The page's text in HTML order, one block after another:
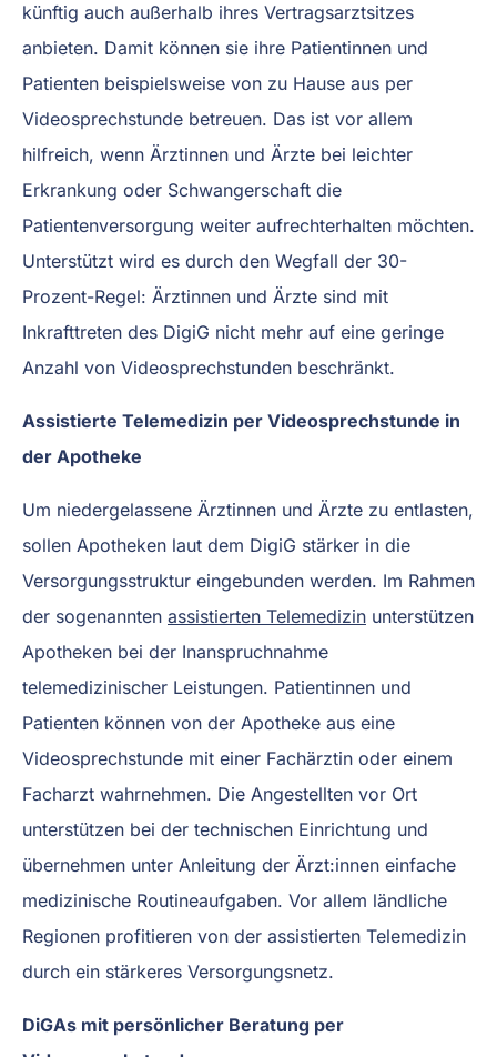
künftig auch außerhalb ihres Vertragsarztsitzes
anbieten. Damit können sie ihre Patientinnen und
Patienten beispielsweise von zu Hause aus per
Videosprechstunde betreuen. Das ist vor allem
hilfreich, wenn Ärztinnen und Ärzte bei leichter
Erkrankung oder Schwangerschaft die
Patientenversorgung weiter aufrechterhalten möchten.
Unterstützt wird es durch den Wegfall der 30-
Prozent-Regel: Ärztinnen und Ärzte sind mit
Inkrafttreten des DigiG nicht mehr auf eine geringe
Anzahl von Videosprechstunden beschränkt.
Assistierte Telemedizin per Videosprechstunde in
der Apotheke
Um niedergelassene Ärztinnen und Ärzte zu entlasten,
sollen Apotheken laut dem DigiG stärker in die
Versorgungsstruktur eingebunden werden. Im Rahmen
der sogenannten assistierten Telemedizin unterstützen
Apotheken bei der Inanspruchnahme
telemedizinischer Leistungen. Patientinnen und
Patienten können von der Apotheke aus eine
Videosprechstunde mit einer Fachärztin oder einem
Facharzt wahrnehmen. Die Angestellten vor Ort
unterstützen bei der technischen Einrichtung und
übernehmen unter Anleitung der Ärzt:innen einfache
medizinische Routineaufgaben. Vor allem ländliche
Regionen profitieren von der assistierten Telemedizin
durch ein stärkeres Versorgungsnetz.
DiGAs mit persönlicher Beratung per